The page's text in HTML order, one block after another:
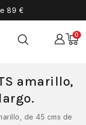
89 €
0
amarillo,
de 45 cms de